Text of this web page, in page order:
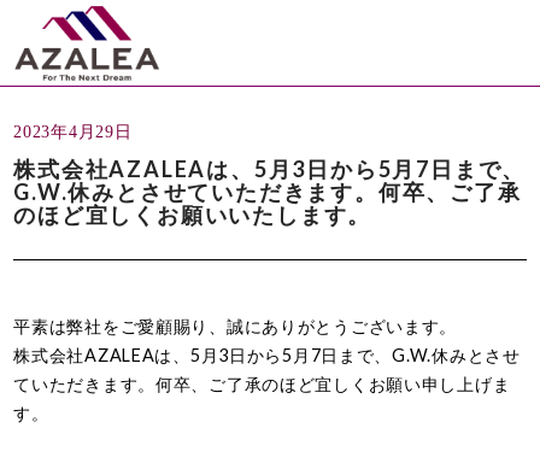
2023年4月29日
株式会社AZALEAは、5月3日から5月7日まで、
G.W.休みとさせていただきます。何卒、ご了承
のほど宜しくお願いいたします。
平素は弊社をご愛顧賜り、誠にありがとうございます。
株式会社AZALEAは、5月3日から5月7日まで、G.W.休みとさせ
ていただきます。何卒、ご了承のほど宜しくお願い申し上げま
す。